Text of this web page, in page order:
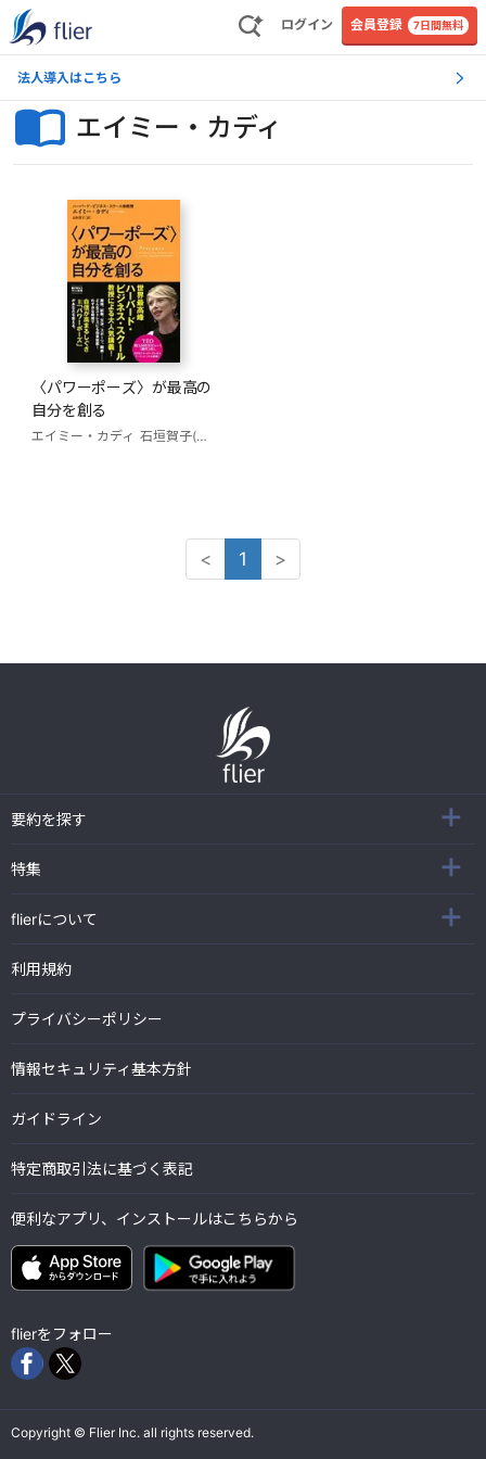
ログイン 会員登録 7日間無料
法人導入はこちら
エイミー・カディ
〈パワーポーズ〉が最高の
自分を創る
エイミー・カディ 石垣賀子(訳)
< 1 >
要約を探す
特集
flierについて
利用規約
プライバシーポリシー
情報セキュリティ基本方針
ガイドライン
特定商取引法に基づく表記
便利なアプリ、インストールはこちらから
flierをフォロー
Copyright © Flier Inc. all rights reserved.